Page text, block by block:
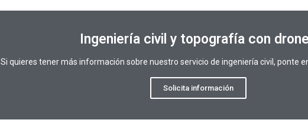
Ingeniería civil y topografía con
Si quieres tener más información sobre nuestro servicio de ingeniería civil, ponte
Solicita información